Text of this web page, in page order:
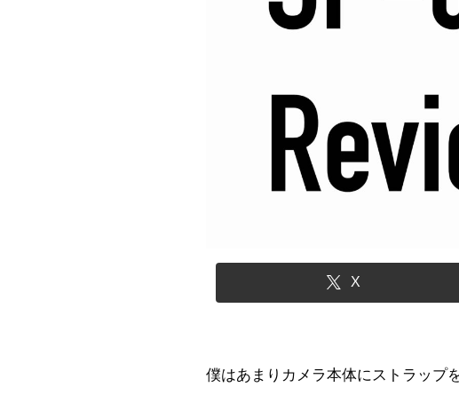
X
僕はあまりカメラ本体にストラップ